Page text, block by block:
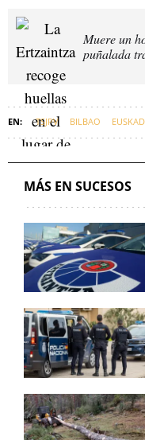
Muere un
puñalada
TSJPV BILBAO
MÁS EN SUCESOS